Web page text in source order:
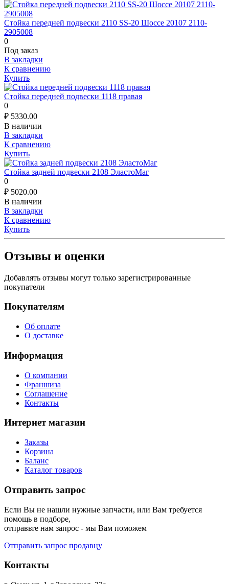
Стойка передней подвески 2110 SS-20 Шоссе 20107 2110-
2905008
0
Под заказ
В закладки
К сравнению
Купить
Стойка передней подвески 1118 правая
0
₽ 5330.00
В наличии
В закладки
К сравнению
Купить
Стойка задней подвески 2108 ЭластоМаг
0
₽ 5020.00
В наличии
В закладки
К сравнению
Купить
Отзывы и оценки
Добавлять отзывы могут только зарегистрированные
покупатели
Покупателям
Об оплате
О доставке
Информация
О компании
Франшиза
Соглашение
Контакты
Интернет магазин
Заказы
Корзина
Баланс
Каталог товаров
Отправить запрос
Если Вы не нашли нужные запчасти, или Вам требуется
помощь в подборе,
отправьте нам запрос - мы Вам поможем
Отправить запрос продавцу
Контакты